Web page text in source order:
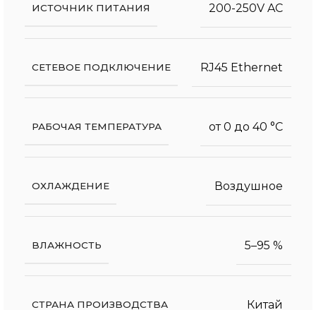
ИСТОЧНИК ПИТАНИЯ 200-250V AC
СЕТЕВОЕ ПОДКЛЮЧЕНИЕ RJ45 Ethernet
РАБОЧАЯ ТЕМПЕРАТУРА от 0 до 40 °С
ОХЛАЖДЕНИЕ Воздушное
ВЛАЖНОСТЬ 5–95 %
СТРАНА ПРОИЗВОДСТВА Китай